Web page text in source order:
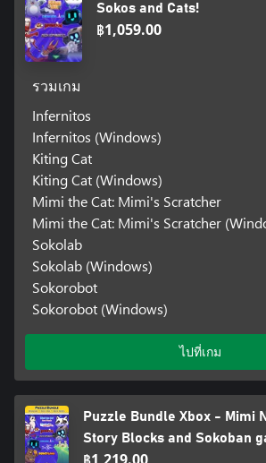
Sokos and Cats!
฿1,059.00
รวมเกม
Infernitos
Infernitos (Windows)
Kiting Cat
Kiting Cat (Windows)
Mimi the Cat: Mimi's Scratcher
Mimi the Cat: Mimi's Scratcher
Sokolab
Sokolab (Windows)
Sokorobot
Sokorobot (Windows)
ไปที่เกม
Puzzle Bundle Xbox - Mimi
Story Blocks and Sokoban